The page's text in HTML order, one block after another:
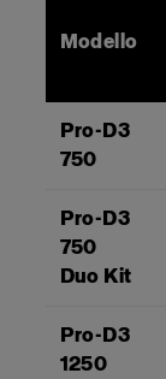
Modello
Pro-D3
750
Pro-D3
750
Duo Kit
Pro-D3
1250